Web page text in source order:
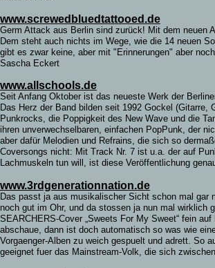
www.screwedbluedtattooed.de
Germ Attack aus Berlin sind zurück! Mit dem neuen
Dem steht auch nichts im Wege, wie die 14 neuen
gibt es zwar keine, aber mit "Erinnerungen" aber
Sascha Eckert
www.allschools.de
Seit Anfang Oktober ist das neueste Werk der
Das Herz der Band bilden seit 1992 Gockel
Punkrocks, die Poppigkeit des New Wave und die
ihren unverwechselbaren, einfachen PopPunk, der
aber dafür Melodien und Refrains, die sich so
Coversongs nicht: Mit Track Nr. 7 ist u.a. der auf
Lachmuskeln tun will, ist diese Veröffentlichung
www.3rdgenerationnation.de
Das passt ja aus musikalischer Sicht schon mal gar
noch gut im Ohr, und da stossen ja nun mal wirklich
SEARCHERS-Cover „Sweets For My Sweet“ fein
abschaue, dann ist doch automatisch so was wie
Vorgaenger-Alben zu weich gespuelt und adrett. So
geeignet fuer das Mainstream-Volk, die sich